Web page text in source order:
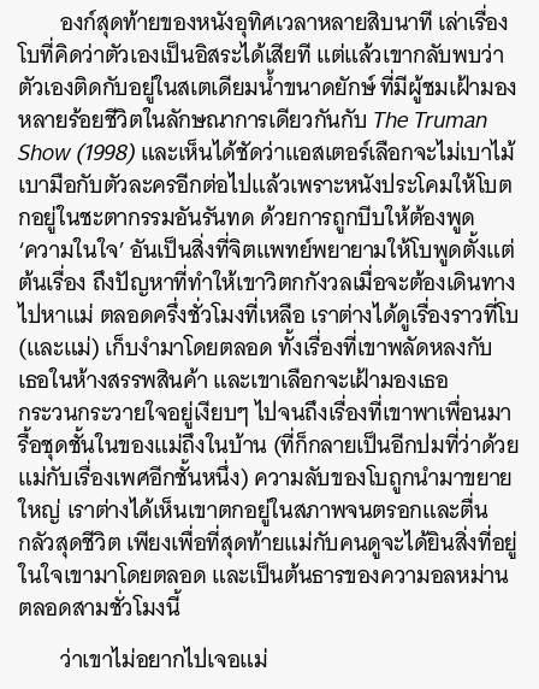
องก์สุดท้ายของหนังอุทิศเวลาหลายสิบนาที เล่าเรื่อง
โบที่คิดว่าตัวเองเป็นอิสระได้เสียที แต่แล้วเขากลับพบว่า
ตัวเองติดกับอยู่ในสเตเดียมน้ำขนาดยักษ์ ที่มีผู้ชมเฝ้ามอง
หลายร้อยชีวิตในลักษณาการเดียวกันกับ The Truman
Show (1998)และเห็นได้ชัดว่าแอสเตอร์เลือกจะไม่เบาไม้
เบามือกับตัวละครอีกต่อไปแล้วเพราะหนังประโคมให้โบต
กอยู่ในชะตากรรมอันรันทด ด้วยการถูกบีบให้ต้องพูด
‘ความในใจ’ อันเป็นสิ่งที่จิตแพทย์พยายามให้โบพูดตั้งแต่
ต้นเรื่อง ถึงปัญหาที่ทำให้เขาวิตกกังวลเมื่อจะต้องเดินทาง
ไปหาแม่ ตลอดครึ่งชั่วโมงที่เหลือ เราต่างได้ดูเรื่องราวที่โบ
(และแม่) เก็บงำมาโดยตลอด ทั้งเรื่องที่เขาพลัดหลงกับ
เธอในห้างสรรพสินค้า และเขาเลือกจะเฝ้ามองเธอ
กระวนกระวายใจอยู่เงียบๆ ไปจนถึงเรื่องที่เขาพาเพื่อนมา
รื้อชุดชั้นในของแม่ถึงในบ้าน (ที่ก็กลายเป็นอีกปมที่ว่าด้วย
แม่กับเรื่องเพศอีกชั้นหนึ่ง) ความลับของโบถูกนำมาขยาย
ใหญ่ เราต่างได้เห็นเขาตกอยู่ในสภาพจนตรอกและตื่น
กลัวสุดชีวิต เพียงเพื่อที่สุดท้ายแม่กับคนดูจะได้ยินสิ่งที่อยู่
ในใจเขามาโดยตลอด และเป็นต้นธารของความอลหม่าน
ตลอดสามชั่วโมงนี้
ว่าเขาไม่อยากไปเจอแม่